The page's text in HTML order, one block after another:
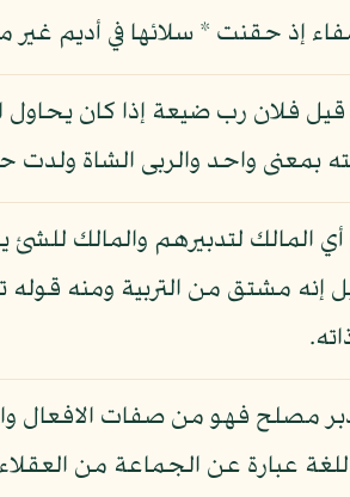
فلان رب ضيعة إذا كان
بمعنى واحد والربى الشاة ولدت
أي المالك لتدبيرهم والمالك للشئ
إنه مشتق من التربية ومنه قوله
مصلح فهو من صفات الافعال
عبارة عن الجماعة من